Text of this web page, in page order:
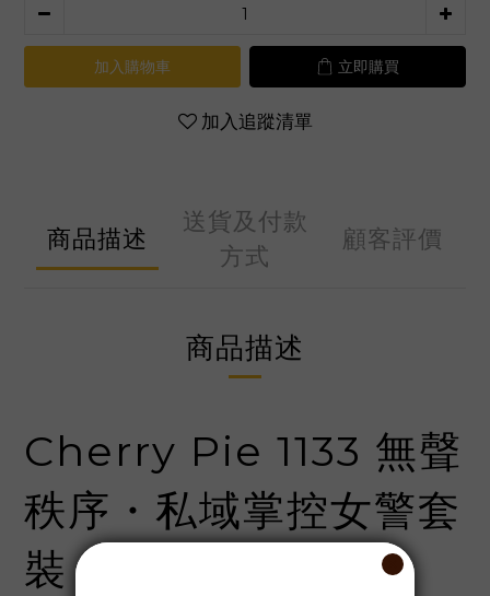
加入購物車 立即購買
加入追蹤清單
商品描述
送貨及付款
方式
顧客評價
商品描述
Cherry Pie 1133 無聲
秩序・私域掌控女警套
裝